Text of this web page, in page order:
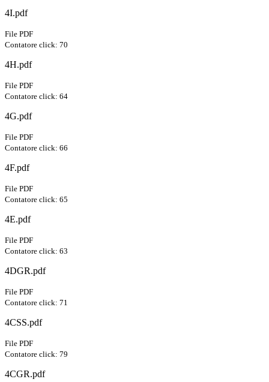
4I.pdf
File PDF
Contatore click: 70
4H.pdf
File PDF
Contatore click: 64
4G.pdf
File PDF
Contatore click: 66
4F.pdf
File PDF
Contatore click: 65
4E.pdf
File PDF
Contatore click: 63
4DGR.pdf
File PDF
Contatore click: 71
4CSS.pdf
File PDF
Contatore click: 79
4CGR.pdf